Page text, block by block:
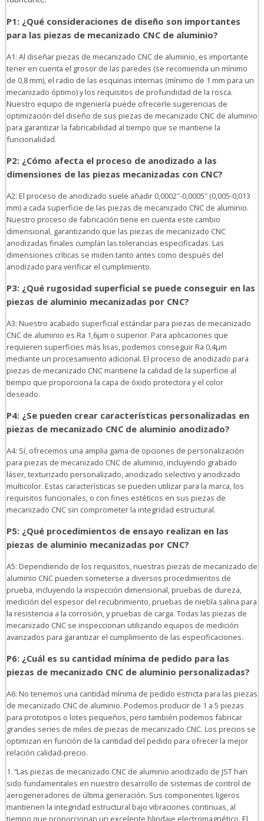
P1: ¿Qué consideraciones de diseño son importantes
para las piezas de mecanizado CNC de aluminio?
A1: Al diseñar piezas de mecanizado CNC de aluminio, es importante
tener en cuenta el grosor de las paredes (se recomienda un mínimo
de 0,8 mm), el radio de las esquinas internas (mínimo de 1 mm para un
mecanizado óptimo) y los requisitos de profundidad de la rosca.
Nuestro equipo de ingeniería puede ofrecerle sugerencias de
optimización del diseño de sus piezas de mecanizado CNC de aluminio
para garantizar la fabricabilidad al tiempo que se mantiene la
funcionalidad.
P2: ¿Cómo afecta el proceso de anodizado a las
dimensiones de las piezas mecanizadas con CNC?
A2: El proceso de anodizado suele añadir 0,0002″-0,0005″ (0,005-0,013
mm) a cada superficie de las piezas de mecanizado CNC de aluminio.
Nuestro proceso de fabricación tiene en cuenta este cambio
dimensional, garantizando que las piezas de mecanizado CNC
anodizadas finales cumplan las tolerancias especificadas. Las
dimensiones críticas se miden tanto antes como después del
anodizado para verificar el cumplimiento.
P3: ¿Qué rugosidad superficial se puede conseguir en las
piezas de aluminio mecanizadas por CNC?
A3: Nuestro acabado superficial estándar para piezas de mecanizado
CNC de aluminio es Ra 1,6μm o superior. Para aplicaciones que
requieren superficies más lisas, podemos conseguir Ra 0,4μm
mediante un procesamiento adicional. El proceso de anodizado para
piezas de mecanizado CNC mantiene la calidad de la superficie al
tiempo que proporciona la capa de óxido protectora y el color
deseado.
P4: ¿Se pueden crear características personalizadas en
piezas de mecanizado CNC de aluminio anodizado?
A4: Sí, ofrecemos una amplia gama de opciones de personalización
para piezas de mecanizado CNC de aluminio, incluyendo grabado
láser, texturizado personalizado, anodizado selectivo y anodizado
multicolor. Estas características se pueden utilizar para la marca, los
requisitos funcionales, o con fines estéticos en sus piezas de
mecanizado CNC sin comprometer la integridad estructural.
P5: ¿Qué procedimientos de ensayo realizan en las
piezas de aluminio mecanizadas por CNC?
A5: Dependiendo de los requisitos, nuestras piezas de mecanizado de
aluminio CNC pueden someterse a diversos procedimientos de
prueba, incluyendo la inspección dimensional, pruebas de dureza,
medición del espesor del recubrimiento, pruebas de niebla salina para
la resistencia a la corrosión, y pruebas de carga. Todas las piezas de
mecanizado CNC se inspeccionan utilizando equipos de medición
avanzados para garantizar el cumplimiento de las especificaciones.
P6: ¿Cuál es su cantidad mínima de pedido para las
piezas de mecanizado CNC de aluminio personalizadas?
A6: No tenemos una cantidad mínima de pedido estricta para las piezas
de mecanizado CNC de aluminio. Podemos producir de 1 a 5 piezas
para prototipos o lotes pequeños, pero también podemos fabricar
grandes series de miles de piezas de mecanizado CNC. Los precios se
optimizan en función de la cantidad del pedido para ofrecer la mejor
relación calidad-precio.
1. “Las piezas de mecanizado CNC de aluminio anodizado de JST han
sido fundamentales en nuestro desarrollo de sistemas de control de
aerogeneradores de última generación. Sus componentes ligeros
mantienen la integridad estructural bajo vibraciones continuas, al